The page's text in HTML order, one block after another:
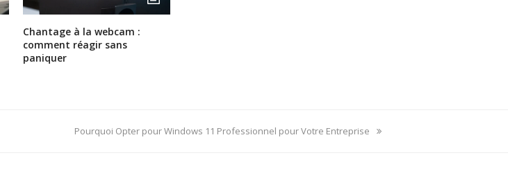
Chantage à la webcam :
comment réagir sans
paniquer
next
Pourquoi Opter pour Windows 11 Professionnel pour Votre Entreprise